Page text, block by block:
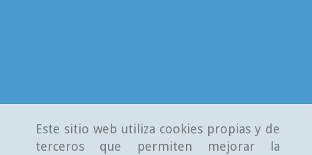
Este sitio web utiliza cookies propias y de
terceros que permiten mejorar la